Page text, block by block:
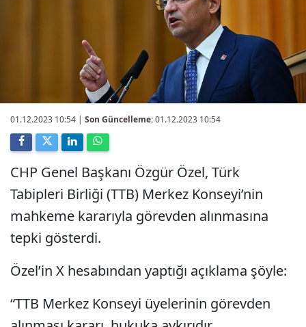
01.12.2023 10:54 | Son Güncelleme:01.12.2023 10:54
CHP Genel Başkanı Özgür Özel, Türk
Tabipleri Birliği (TTB) Merkez Konseyi’nin
mahkeme kararıyla görevden alınmasına
tepki gösterdi.
Özel’in X hesabından yaptığı açıklama şöyle:
“TTB Merkez Konseyi üyelerinin görevden